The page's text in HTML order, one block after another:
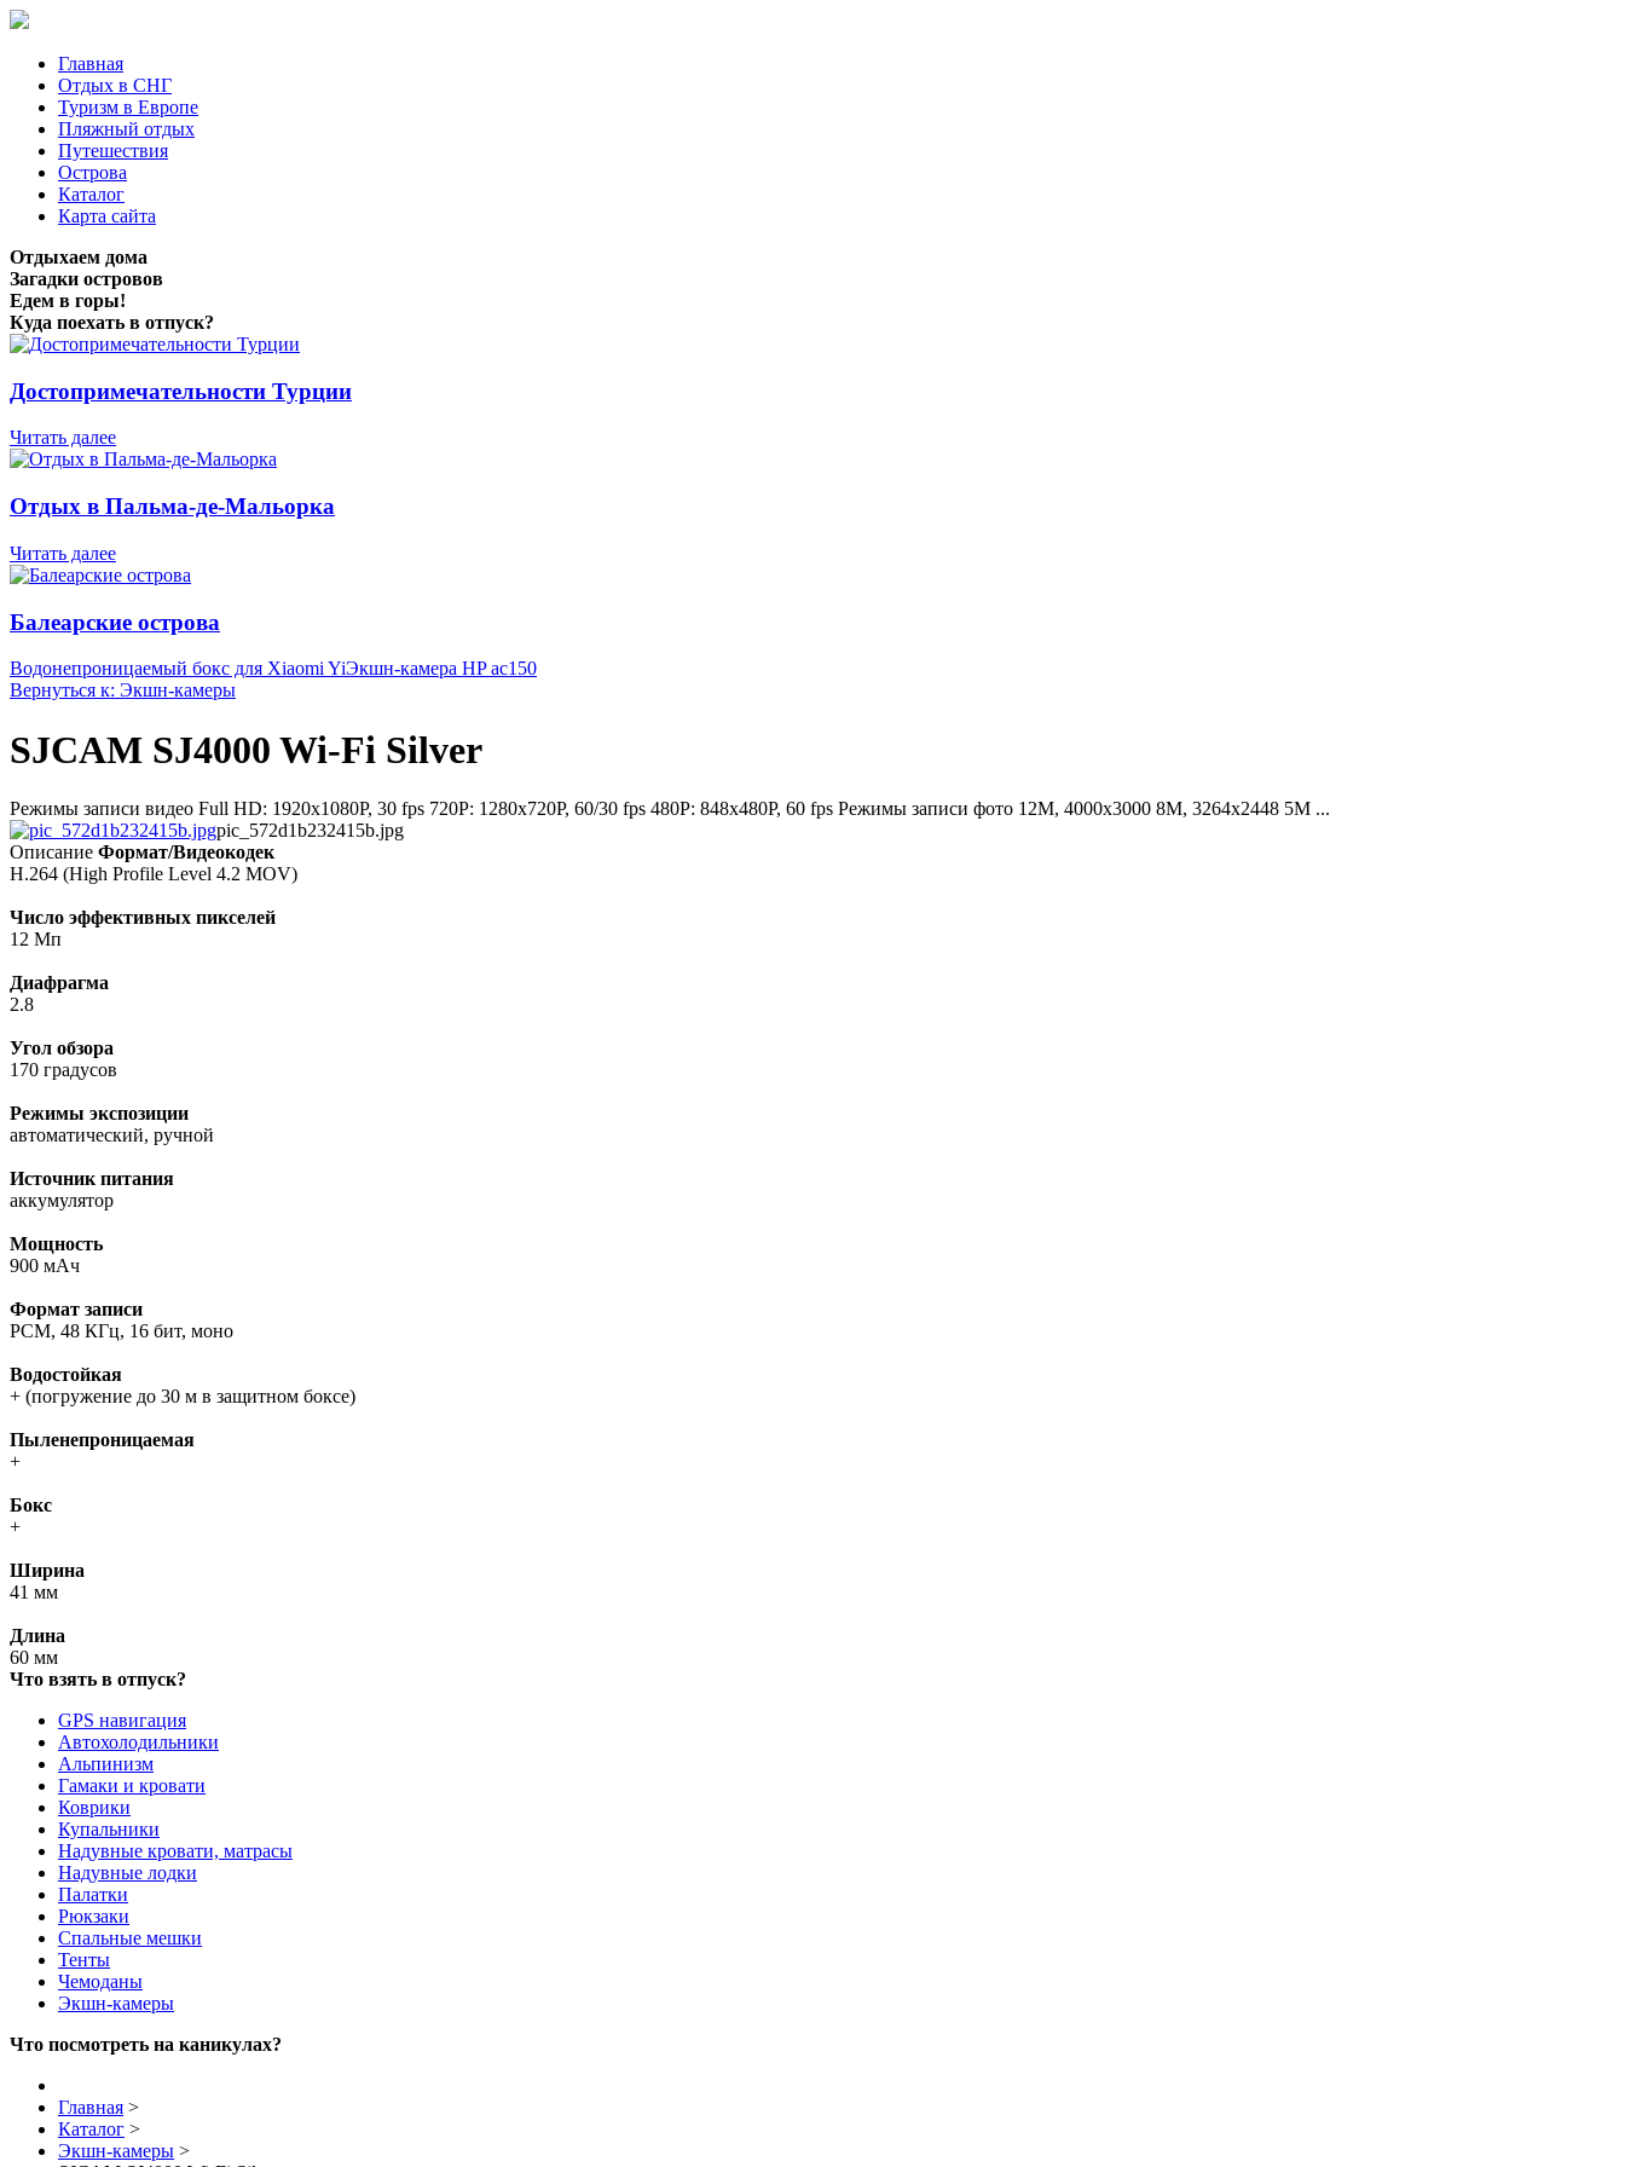
Главная
Отдых в СНГ
Туризм в Европе
Пляжный отдых
Путешествия
Острова
Каталог
Карта сайта
Отдыхаем дома
Загадки островов
Едем в горы!
Куда поехать в отпуск?
Достопримечательности Турции
Читать далее
Отдых в Пальма-де-Мальорка
Читать далее
Балеарские острова
Водонепроницаемый бокс для Xiaomi YiЭкшн-камера HP ac150
Вернуться к: Экшн-камеры
SJCAM SJ4000 Wi-Fi Silver
Режимы записи видео Full HD: 1920х1080P, 30 fps 720P: 1280х720P, 60/30 fps 480P: 848х480P, 60 fps Режимы записи фото 12M, 4000x3000 8M, 3264x2448 5M ...
pic_572d1b232415b.jpg
Описание Формат/Видеокодек
H.264 (High Profile Level 4.2 MOV)
Число эффективных пикселей
12 Мп
Диафрагма
2.8
Угол обзора
170 градусов
Режимы экспозиции
автоматический, ручной
Источник питания
аккумулятор
Мощность
900 мАч
Формат записи
PCM, 48 КГц, 16 бит, моно
Водостойкая
+ (погружение до 30 м в защитном боксе)
Пыленепроницаемая
+
Бокс
+
Ширина
41 мм
Длина
60 мм
Что взять в отпуск?
GPS навигация
Автохолодильники
Альпинизм
Гамаки и кровати
Коврики
Купальники
Надувные кровати, матрасы
Надувные лодки
Палатки
Рюкзаки
Спальные мешки
Тенты
Чемоданы
Экшн-камеры
Что посмотреть на каникулах?
Главная >
Каталог >
Экшн-камеры >